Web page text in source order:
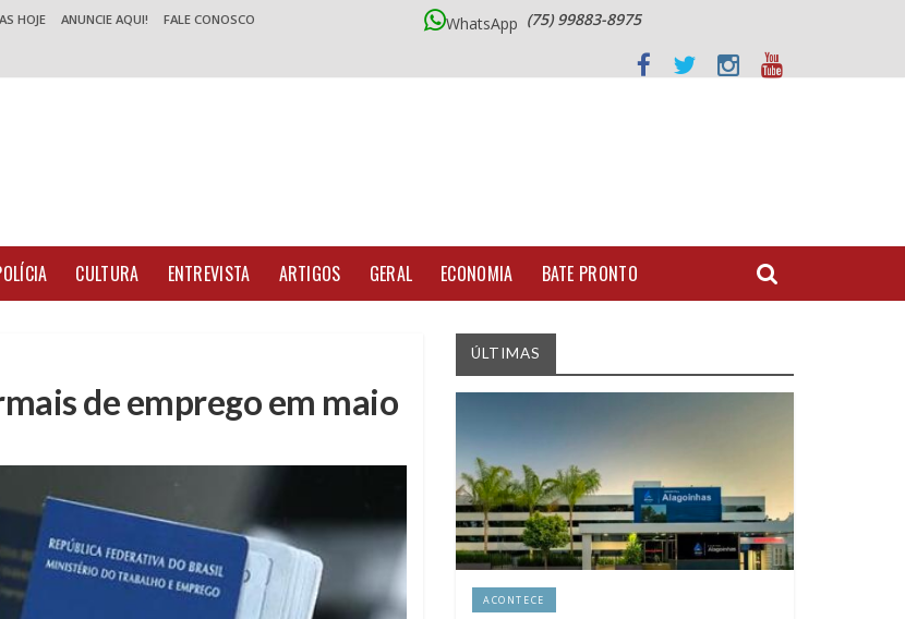
HOJE ANUNCIE AQUI! FALE CONOSCO WhatsApp (75) 99883-8975
CULTURA ENTREVISTA ARTIGOS GERAL ECONOMIA BATE PRONTO
de emprego em maio
ÚLTIMAS
ACONTECE